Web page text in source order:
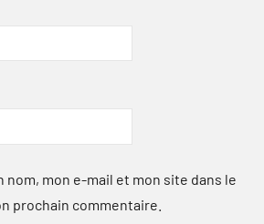
nom, mon e-mail et mon site dans le
prochain commentaire.